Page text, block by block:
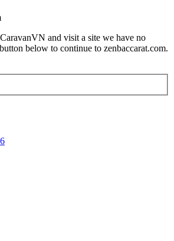
and visit a site we have no
below to continue to zenbaccarat.com.